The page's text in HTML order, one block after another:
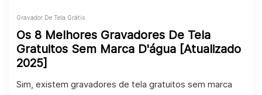
Gravador De Tela Grátis
Os 8 Melhores Gravadores De Tela
Gratuitos Sem Marca D'água [Atualizado
2025]
Sim, existem gravadores de tela gratuitos sem marca